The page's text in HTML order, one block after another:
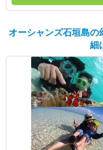
オーシャンズ石垣島
細